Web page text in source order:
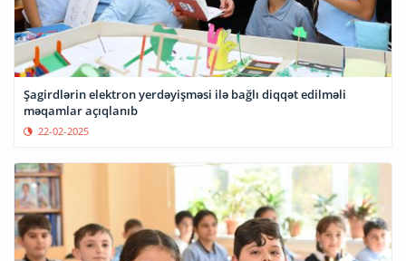
Şagirdlərin elektron yerdəyişməsi ilə bağlı diqqət edilməli
məqamlar açıqlanıb
22-02-2025